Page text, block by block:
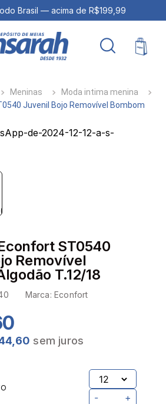
Brasil — acima de R$199,99
Meninas
Moda intima menina
Juvenil Bojo Removível Bombom
ST0540
Removível
T.12/18
Marca:Econfort
sem juros
- +